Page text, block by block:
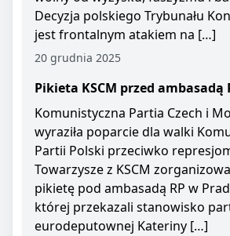
Decyzja polskiego Trybunału
jest frontalnym atakiem na […]
20 grudnia 2025
Pikieta KSCM przed ambasadą
Komunistyczna Partia Czech i
wyraziła poparcie dla walki
Partii Polski przeciwko
Towarzysze z KSCM
pikietę pod ambasadą RP w
której przekazali stanowisko
eurodeputownej Kateriny […]